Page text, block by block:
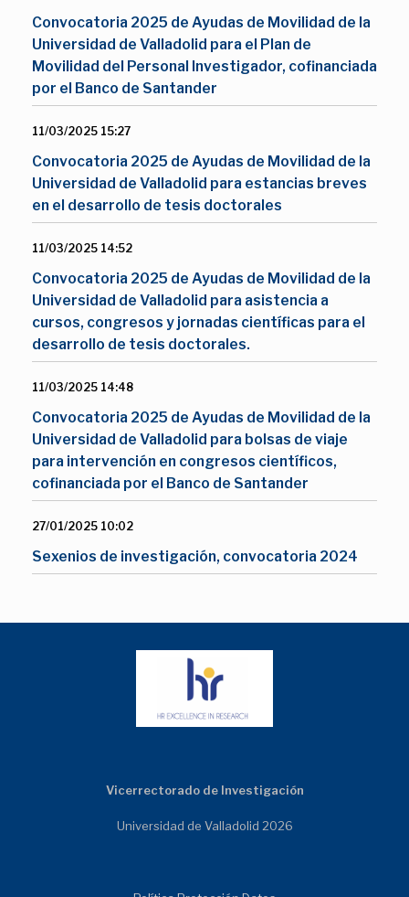
Convocatoria 2025 de Ayudas de Movilidad de la
Universidad de Valladolid para el Plan de
Movilidad del Personal Investigador, cofinanciada
por el Banco de Santander
11/03/2025 15:27
Convocatoria 2025 de Ayudas de Movilidad de la
Universidad de Valladolid para estancias breves
en el desarrollo de tesis doctorales
11/03/2025 14:52
Convocatoria 2025 de Ayudas de Movilidad de la
Universidad de Valladolid para asistencia a
cursos, congresos y jornadas científicas para el
desarrollo de tesis doctorales.
11/03/2025 14:48
Convocatoria 2025 de Ayudas de Movilidad de la
Universidad de Valladolid para bolsas de viaje
para intervención en congresos científicos,
cofinanciada por el Banco de Santander
27/01/2025 10:02
Sexenios de investigación, convocatoria 2024
Vicerrectorado de Investigación
Universidad de Valladolid 2026